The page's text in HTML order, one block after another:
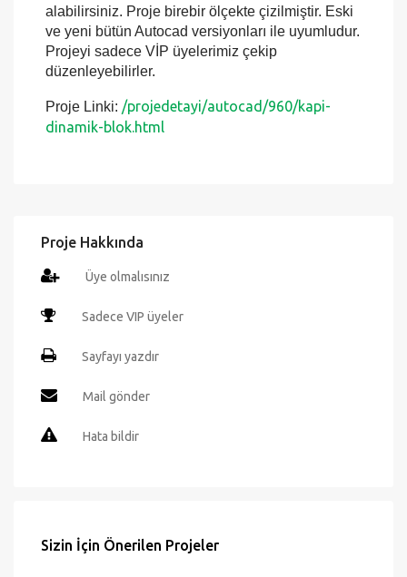
alabilirsiniz. Proje birebir ölçekte çizilmiştir. Eski
ve yeni bütün Autocad versiyonları ile uyumludur.
Projeyi sadece VİP üyelerimiz çekip
düzenleyebilirler.
Proje Linki: /projedetayi/autocad/960/kapi-
dinamik-blok.html
Proje Hakkında
Üye olmalısınız
Sadece VIP üyeler
Sayfayı yazdır
Mail gönder
Hata bildir
Sizin İçin Önerilen Projeler